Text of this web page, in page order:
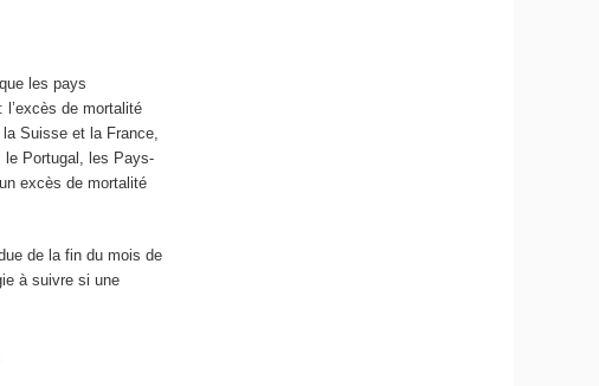
les pays
de mortalité
Suisse et la France,
le Portugal, les Pays-
excès de mortalité
de la fin du mois de
à suivre si une